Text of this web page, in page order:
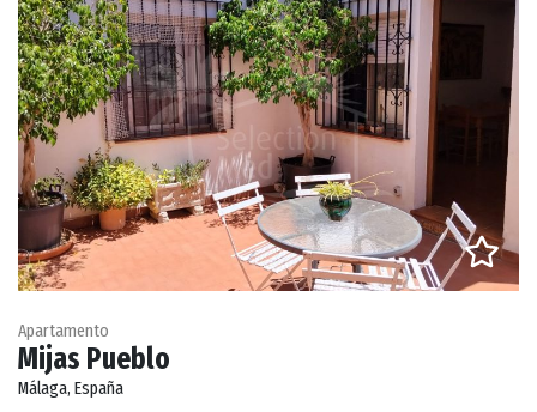
Apartamento
Mijas Pueblo
Málaga, España